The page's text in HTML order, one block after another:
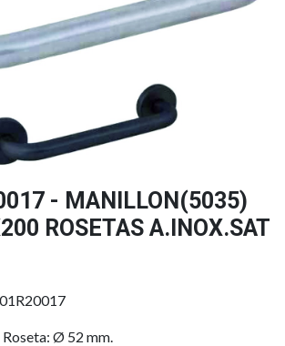
- MANILLON(5035)
ROSETAS A.INOX.SAT
Ø 52 mm.